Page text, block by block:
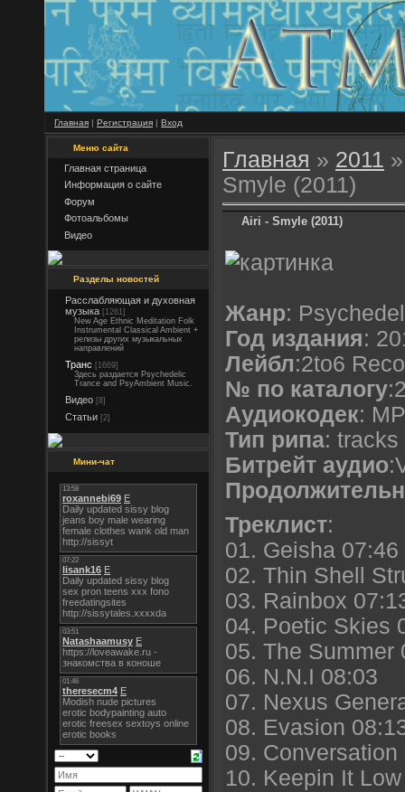
Главная | Регистрация | Вход
Меню сайта
Главная страница
Информация о сайте
Форум
Фотоальбомы
Видео
Разделы новостей
Расслабляющая и духовная
музыка [1261]
New Age Ethnic Meditation Folk
Instrumental Classical Ambient +
релизы других музыкальных
направлений
Транс [1669]
Здесь раздается Psychedelic
Trance and PsyAmbient Music.
Видео [8]
Статьи [2]
Мини-чат
Главная » 2011 »
Smyle (2011)
Airi - Smyle (2011)
Жанр:
Год издания:
Лейбл:2to6
№ по каталогу
Аудиокодек:
Тип рипа: tracks
Битрейт аудио
Треклист:
01. Geisha 07:46
02. Thin Shell
03. Rainbox
04. Poetic Skies
05. The Summer
06. N.N.I 08:03
07. Nexus
08. Evasion
09. Conversation
10. Keepin It